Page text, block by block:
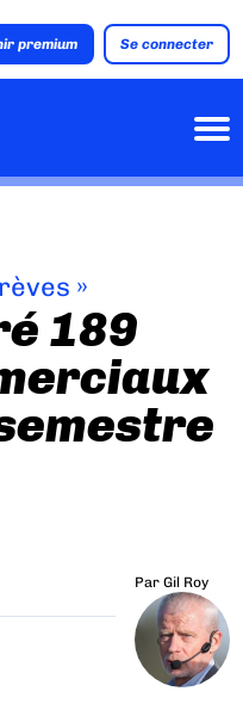
premium Se connecter
»
189
Par Gil Roy